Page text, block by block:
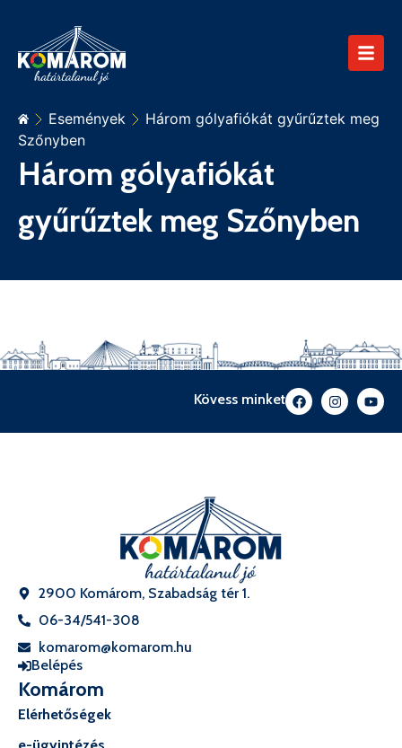
Események
Három gólyafiókát gyűrűztek meg
Szőnyben
Három gólyafiókát
gyűrűztek meg Szőnyben
Kövess minket
2900 Komárom, Szabadság tér 1.
06-34/541-308
komarom@komarom.hu
Belépés
Komárom
Elérhetőségek